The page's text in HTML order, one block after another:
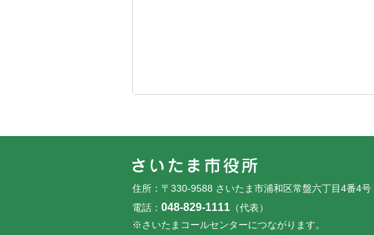
住所：〒330-9588 さいたま市浦和区常盤六丁目4番4号
電話： 048-829-1111 （代表）
※さいたまコールセンターにつながります。